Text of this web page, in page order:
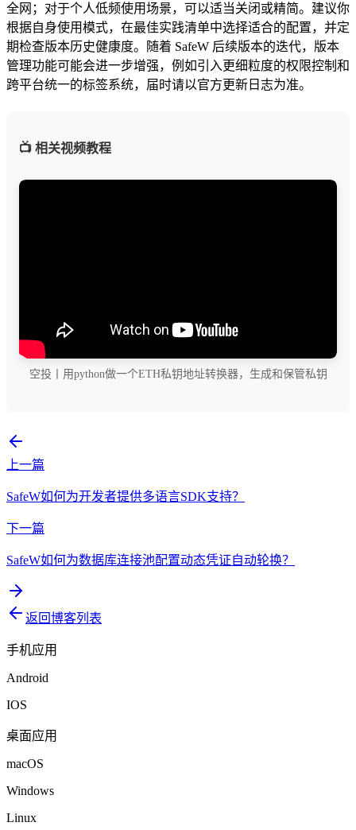
全网；对于个人低频使用场景，可以适当关闭或精简。建议你
根据自身使用模式，在最佳实践清单中选择适合的配置，并定
期检查版本历史健康度。随着 SafeW 后续版本的迭代，版本
管理功能可能会进一步增强，例如引入更细粒度的权限控制和
跨平台统一的标签系统，届时请以官方更新日志为准。
📺 相关视频教程
空投丨用python做一个ETH私钥地址转换器，生成和保管私钥
上一篇
SafeW如何为开发者提供多语言SDK支持？
下一篇
SafeW如何为数据库连接池配置动态凭证自动轮换？
返回博客列表
手机应用
Android
IOS
桌面应用
macOS
Windows
Linux